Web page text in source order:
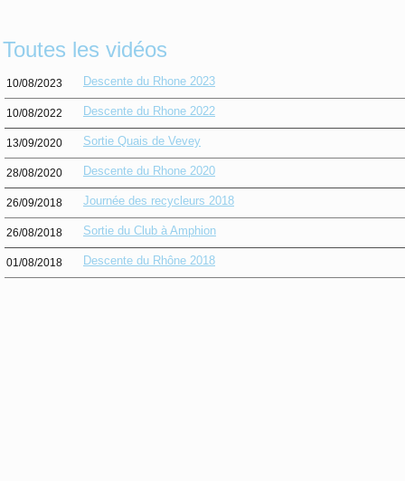
Toutes les vidéos
10/08/2023 Descente du Rhone 2023
10/08/2022 Descente du Rhone 2022
13/09/2020 Sortie Quais de Vevey
28/08/2020 Descente du Rhone 2020
26/09/2018 Journée des recycleurs 2018
26/08/2018 Sortie du Club à Amphion
01/08/2018 Descente du Rhône 2018